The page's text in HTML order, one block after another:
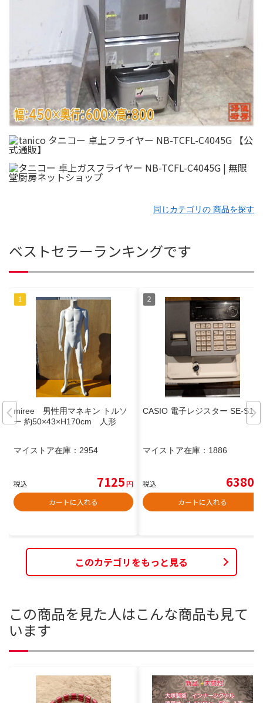
同じカテゴリの 商品を探す
ベストセラーランキングです
miree 男性用マネキン トルソ
ー 約50×43×H170cm 人形
マイストア在庫： 2954
税込 7125円
カートに入れる
CASIO 電子レジスター SE-S10
マイストア在庫： 1886
税込 6380
カートに入れる
このカテゴリをもっと見る
この商品を見た人はこんな商品も見て
います